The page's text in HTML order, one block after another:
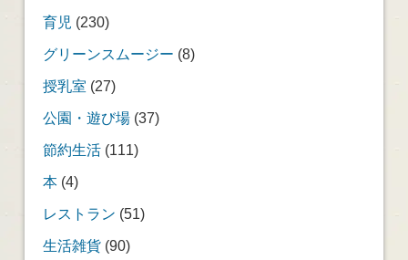
育児 (230)
グリーンスムージー (8)
授乳室 (27)
公園・遊び場(37)
節約生活(111)
本(4)
レストラン (51)
生活雑貨(90)